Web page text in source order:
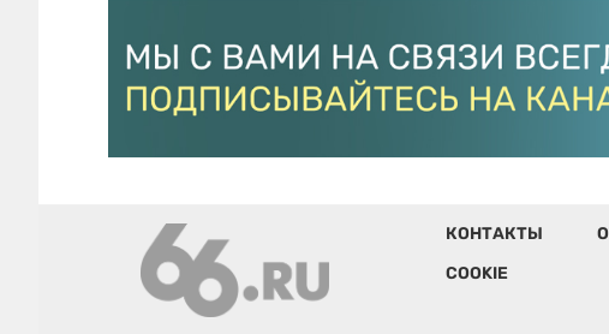
КОНТАКТЫ
COOKIE